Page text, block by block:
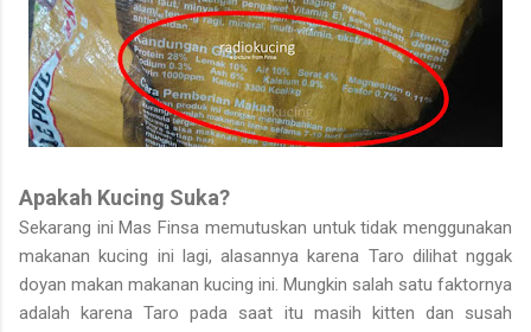
Apakah Kucing Suka?
Sekarang ini Mas Finsa memutuskan untuk tidak menggunakan
makanan kucing ini lagi, alasannya karena Taro dilihat nggak
doyan makan makanan kucing ini. Mungkin salah satu faktornya
adalah karena Taro pada saat itu masih kitten dan susah